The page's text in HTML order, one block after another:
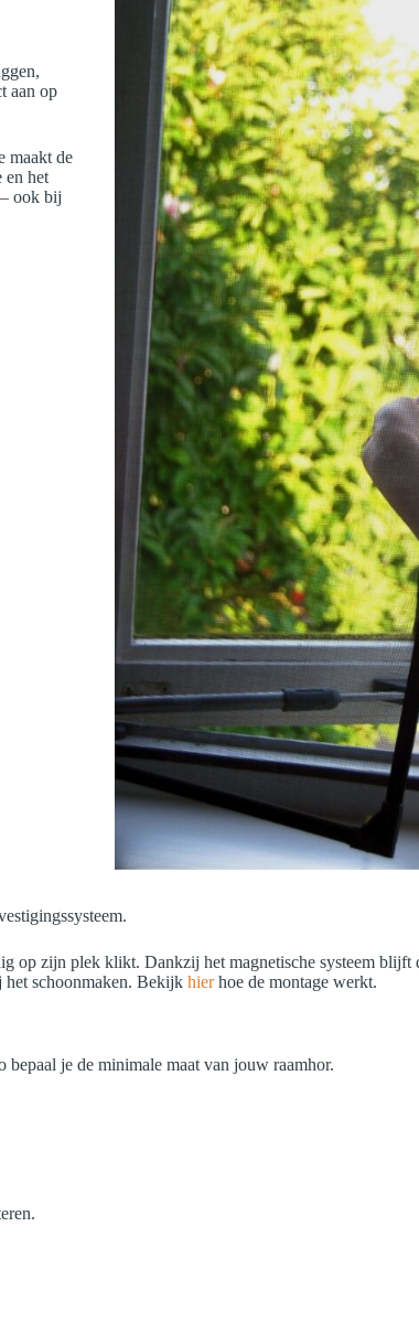
aan op
maakt de
en het
ook bij
op zijn plek klikt. Dankzij het magnetische systeem
het schoonmaken. Bekijk hierhoe de montage werkt.
je de minimale maat van jouw raamhor.